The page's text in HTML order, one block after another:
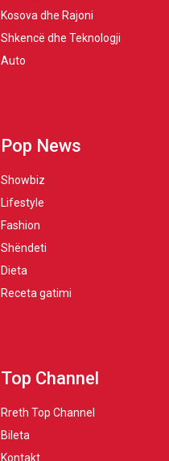
Kosova dhe Rajoni
Shkencë dhe Teknologji
Auto
Pop News
Showbiz
Lifestyle
Fashion
Shëndeti
Dieta
Receta gatimi
Top Channel
Rreth Top Channel
Bileta
Kontakt